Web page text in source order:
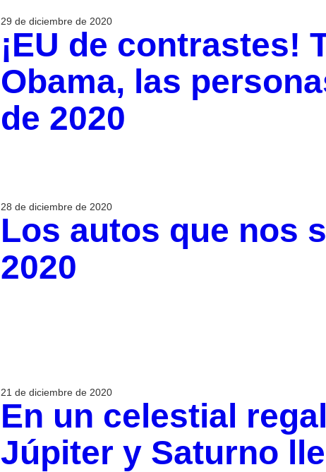
29 de diciembre de 2020
¡EU de contrastes!
Obama, las
de 2020
28 de diciembre de 2020
Los autos que nos
2020
21 de diciembre de 2020
En un celestial
Júpiter y Saturno